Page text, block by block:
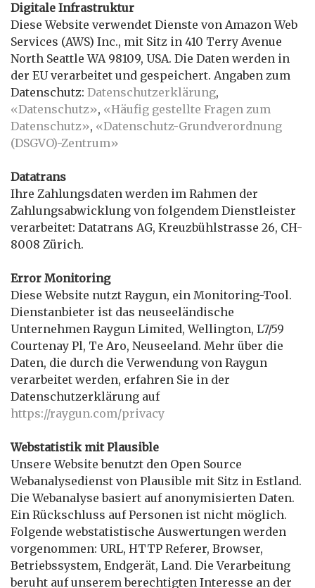
Digitale Infrastruktur
Diese Website verwendet Dienste von Amazon Web
Services (AWS) Inc., mit Sitz in 410 Terry Avenue
North Seattle WA 98109, USA. Die Daten werden in
der EU verarbeitet und gespeichert. Angaben zum
Datenschutz: Datenschutzerklärung,
«Datenschutz», «Häufig gestellte Fragen zum
Datenschutz», «Datenschutz-Grundverordnung
(DSGVO)-Zentrum»
Datatrans
Ihre Zahlungsdaten werden im Rahmen der
Zahlungsabwicklung von folgendem Dienstleister
verarbeitet: Datatrans AG, Kreuzbühlstrasse 26, CH-
8008 Zürich.
Error Monitoring
Diese Website nutzt Raygun, ein Monitoring-Tool.
Dienstanbieter ist das neuseeländische
Unternehmen Raygun Limited, Wellington, L7/59
Courtenay Pl, Te Aro, Neuseeland. Mehr über die
Daten, die durch die Verwendung von Raygun
verarbeitet werden, erfahren Sie in der
Datenschutzerklärung auf
https://raygun.com/privacy
Webstatistik mit Plausible
Unsere Website benutzt den Open Source
Webanalysedienst von Plausible mit Sitz in Estland.
Die Webanalyse basiert auf anonymisierten Daten.
Ein Rückschluss auf Personen ist nicht möglich.
Folgende webstatistische Auswertungen werden
vorgenommen: URL, HTTP Referer, Browser,
Betriebssystem, Endgerät, Land. Die Verarbeitung
beruht auf unserem berechtigten Interesse an der